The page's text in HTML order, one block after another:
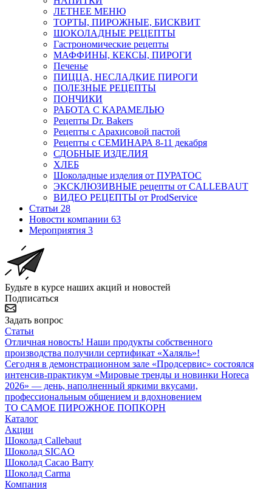
ЛЕТНЕЕ МЕНЮ
ТОРТЫ, ПИРОЖНЫЕ, БИСКВИТ
ШОКОЛАДНЫЕ РЕЦЕПТЫ
Гастрономические рецепты
МАФФИНЫ, КЕКСЫ, ПИРОГИ
Печенье
ПИЦЦА, НЕСЛАДКИЕ ПИРОГИ
ПОЛЕЗНЫЕ РЕЦЕПТЫ
ПОНЧИКИ
РАБОТА С КАРАМЕЛЬЮ
Рецепты Dr. Bakers
Рецепты с Арахисовой пастой
Рецепты с СЕМИНАРА 8-11 декабря
СДОБНЫЕ ИЗДЕЛИЯ
ХЛЕБ
Шоколадные изделия от ПУРАТОС
ЭКСКЛЮЗИВНЫЕ рецепты от CALLEBAUT
ВИДЕО РЕЦЕПТЫ от ProdService
Статьи 28
Новости компании 63
Мероприятия 3
Будьте в курсе наших акций и новостей
Подписаться
Задать вопрос
Статьи
Отличная новость! Наши продукты собственного
производства получили сертификат «Халяль»!
Сегодня в демонстрационном зале «Продсервис» состоялся
интенсив-практикум «Мировые тренды и новинки Horeca
2026» — день, наполненный яркими вкусами,
профессиональным общением и вдохновением
ТО САМОЕ ПИРОЖНОЕ ПОПКОРН
Каталог
Акции
Шоколад Callebaut
Шоколад SICAO
Шоколад Cacao Barry
Шоколад Carma
Компания